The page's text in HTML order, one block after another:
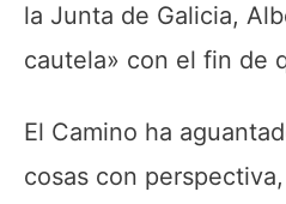
la Junta de Galicia,
cautela» con el fin de
El Camino ha
cosas con